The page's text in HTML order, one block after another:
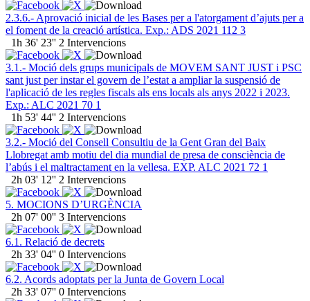
2.3.6.- Aprovació inicial de les Bases per a l'atorgament d’ajuts per a
el foment de la creació artística. Exp.: ADS 2021 112 3
1h 36' 23'' 2 Intervencions
3.1.- Moció dels grups municipals de MOVEM SANT JUST i PSC
sant just per instar el govern de l’estat a ampliar la suspensió de
l'aplicació de les regles fiscals als ens locals als anys 2022 i 2023.
Exp.: ALC 2021 70 1
1h 53' 44'' 2 Intervencions
3.2.- Moció del Consell Consultiu de la Gent Gran del Baix
Llobregat amb motiu del dia mundial de presa de consciència de
l’abús i el maltractament en la vellesa. EXP. ALC 2021 72 1
2h 03' 12'' 2 Intervencions
5. MOCIONS D’URGÈNCIA
2h 07' 00'' 3 Intervencions
6.1. Relació de decrets
2h 33' 04'' 0 Intervencions
6.2. Acords adoptats per la Junta de Govern Local
2h 33' 07'' 0 Intervencions